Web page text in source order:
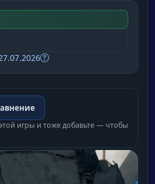
игры и тоже добавьте — чтобы